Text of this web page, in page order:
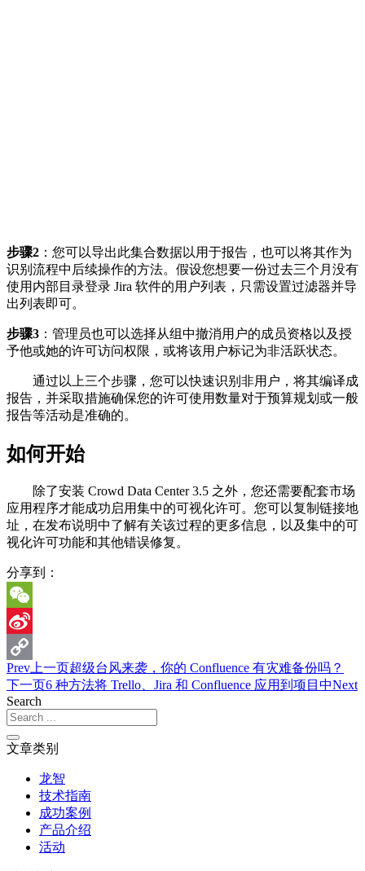
步骤2 ：您可以导出此集合数据以用于报告，也可以将其作为
识别流程中后续操作的方法。假设您想要一份过去三个月没有
使用内部目录登录 Jira 软件的用户列表，只需设置过滤器并导
出列表即可。
步骤3 ：管理员也可以选择从组中撤消用户的成员资格以及授
予他或她的许可访问权限，或将该用户标记为非活跃状态。
通过以上三个步骤，您可以快速识别非用户，将其编译成
报告，并采取措施确保您的许可使用数量对于预算规划或一般
报告等活动是准确的。
如何开始
除了安装 Crowd Data Center 3.5 之外，您还需要配套市场
应用程序才能成功启用集中的可视化许可。您可以复制链接地
址，在发布说明中了解有关该过程的更多信息，以及集中的可
视化许可功能和其他错误修复。
分享到：
WeChat
Sina
Weibo
Copy
Link
Prev 上一页超级台风来袭，你的 Confluence 有灾难备份吗？
下一页6 种方法将 Trello、Jira 和 Confluence 应用到项目中Next
Search
文章类别
龙智
技术指南
成功案例
产品介绍
活动